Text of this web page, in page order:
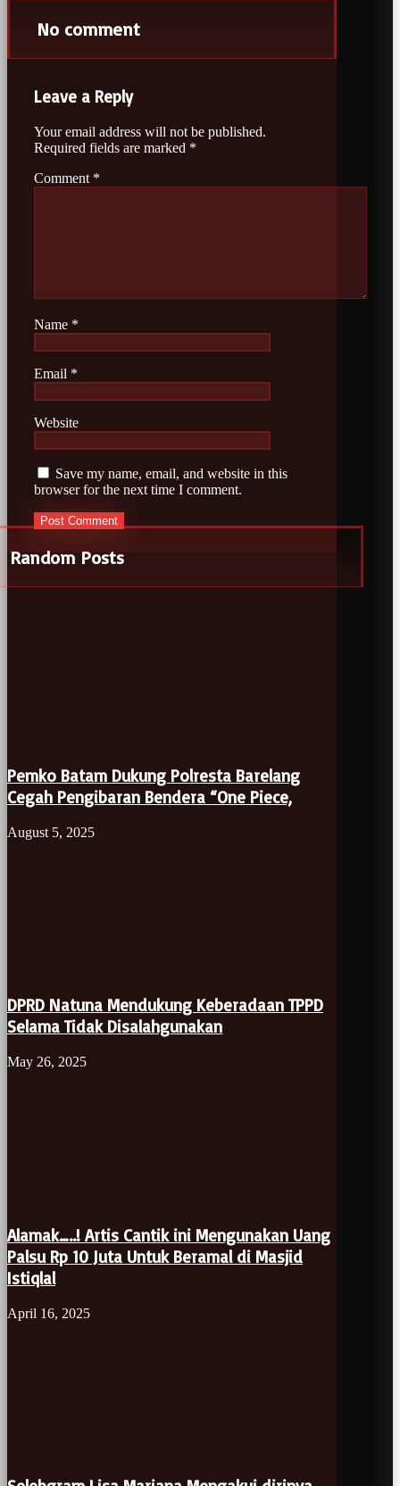
No comment
Leave a Reply
Your email address will not be published.
Required fields are marked *
Comment *
Name *
Email *
Website
Save my name, email, and website in this
browser for the next time I comment.
Random Posts
Pemko Batam Dukung Polresta Barelang
Cegah Pengibaran Bendera “One Piece,
August 5, 2025
DPRD Natuna Mendukung Keberadaan TPPD
Selama Tidak Disalahgunakan
May 26, 2025
Alamak…..! Artis Cantik ini Mengunakan Uang
Palsu Rp 10 Juta Untuk Beramal di Masjid
Istiqlal
April 16, 2025